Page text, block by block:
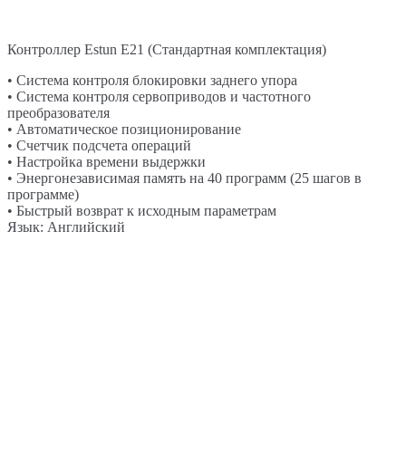
Контроллер Estun E21 (Стандартная комплектация)
• Система контроля блокировки заднего упора
• Система контроля сервоприводов и частотного
преобразователя
• Автоматическое позиционирование
• Счетчик подсчета операций
• Настройка времени выдержки
• Энергонезависимая память на 40 программ (25 шагов в
программе)
• Быстрый возврат к исходным параметрам
Язык: Английский